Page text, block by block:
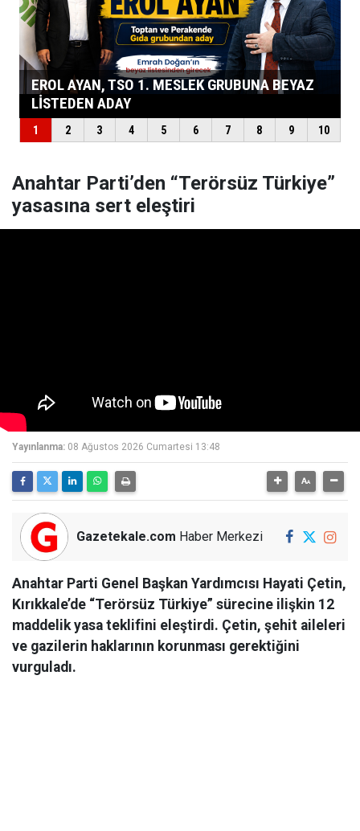
Anahtar Parti’den “Terörsüz Türkiye”
yasasına sert eleştiri
Yayınlanma: 08 Ağustos 2026 Cumartesi 13:48
Gazetekale.com Haber Merkezi
Anahtar Parti Genel Başkan Yardımcısı Hayati Çetin,
Kırıkkale’de “Terörsüz Türkiye” sürecine ilişkin 12
maddelik yasa teklifini eleştirdi. Çetin, şehit aileleri
ve gazilerin haklarının korunması gerektiğini
vurguladı.